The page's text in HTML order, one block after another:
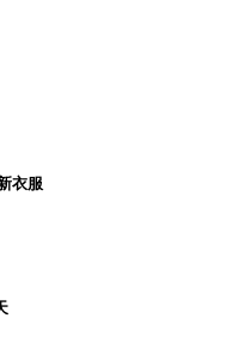
衣服